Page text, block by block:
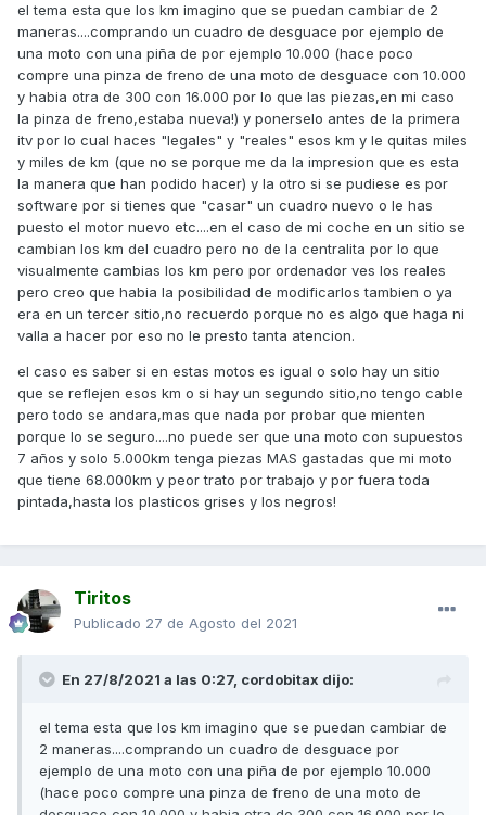
el tema esta que los km imagino que se puedan cambiar de 2
maneras....comprando un cuadro de desguace por ejemplo de
una moto con una piña de por ejemplo 10.000 (hace poco
compre una pinza de freno de una moto de desguace con 10.000
y habia otra de 300 con 16.000 por lo que las piezas,en mi caso
la pinza de freno,estaba nueva!) y ponerselo antes de la primera
itv por lo cual haces "legales" y "reales" esos km y le quitas miles
y miles de km (que no se porque me da la impresion que es esta
la manera que han podido hacer) y la otro si se pudiese es por
software por si tienes que "casar" un cuadro nuevo o le has
puesto el motor nuevo etc....en el caso de mi coche en un sitio se
cambian los km del cuadro pero no de la centralita por lo que
visualmente cambias los km pero por ordenador ves los reales
pero creo que habia la posibilidad de modificarlos tambien o ya
era en un tercer sitio,no recuerdo porque no es algo que haga ni
valla a hacer por eso no le presto tanta atencion.
el caso es saber si en estas motos es igual o solo hay un sitio
que se reflejen esos km o si hay un segundo sitio,no tengo cable
pero todo se andara,mas que nada por probar que mienten
porque lo se seguro....no puede ser que una moto con supuestos
7 años y solo 5.000km tenga piezas MAS gastadas que mi moto
que tiene 68.000km y peor trato por trabajo y por fuera toda
pintada,hasta los plasticos grises y los negros!
Tiritos
Publicado 27 de Agosto del 2021
En 27/8/2021 a las 0:27, cordobitax dijo:
el tema esta que los km imagino que se puedan cambiar de
2 maneras....comprando un cuadro de desguace por
ejemplo de una moto con una piña de por ejemplo 10.000
(hace poco compre una pinza de freno de una moto de